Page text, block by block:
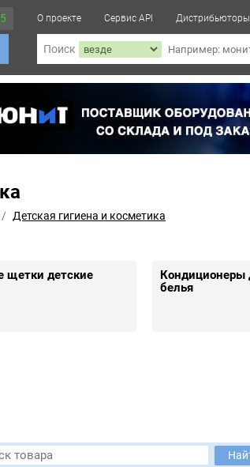
О проекте Сервис API Дистрибьюторы
Поиск
Детская гигиена и косметика
щетки детские
Кондиционеры
белья